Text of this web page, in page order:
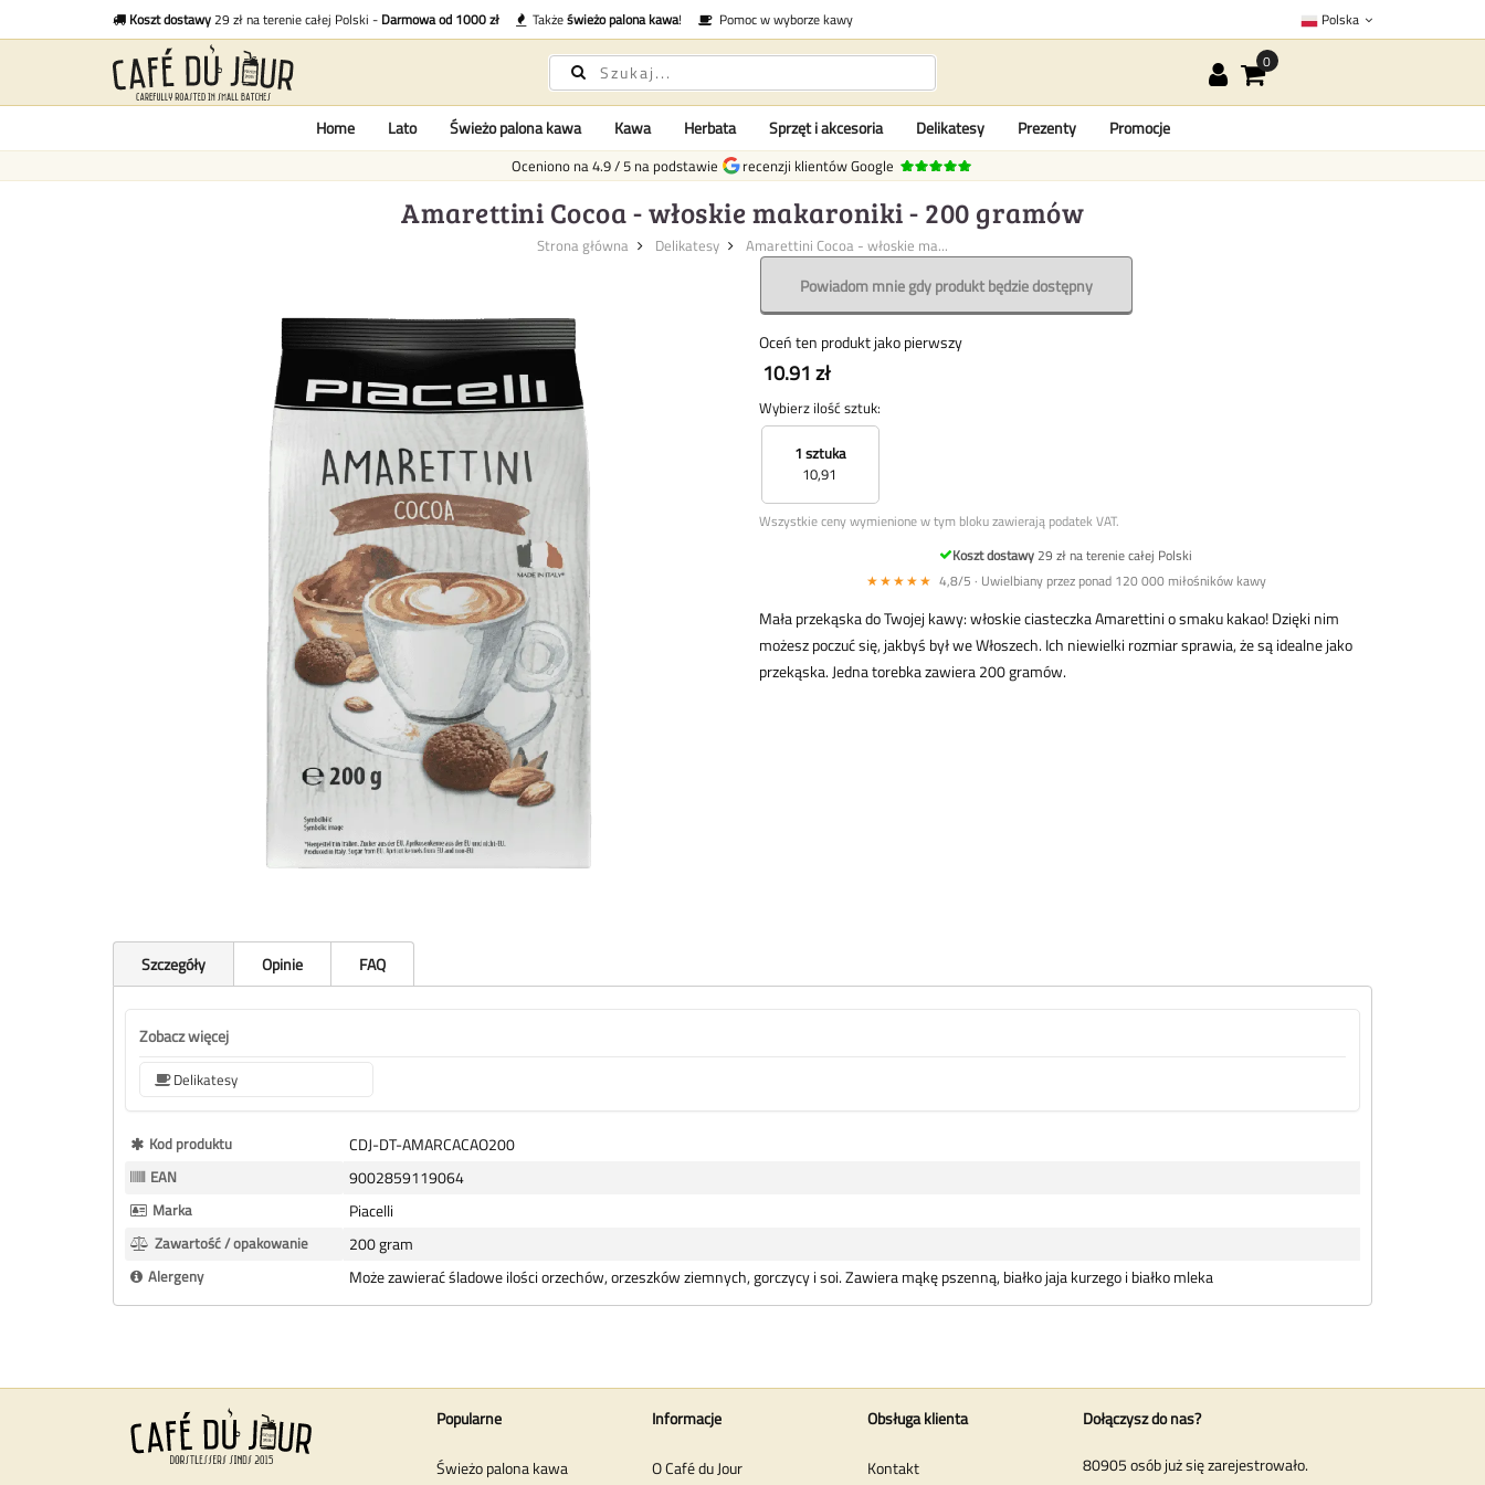
Koszt dostawy29 zł na terenie całej Polski - Darmowa od 1000 zł Takżeświeżo palona kawa! Pomoc w wyborze kawy Polska
Home Lato Świeżo palona kawa Kawa Herbata Sprzęt i akcesoria Delikatesy Prezenty Promocje
Oceniono na4.9/5 na podstawie recenzji klientów Google
Amarettini Cocoa - włoskie makaroniki - 200 gramów
Strona główna Delikatesy Amarettini Cocoa - włoskie ma...
Powiadom mnie gdy produkt będzie dostępny
Oceń ten produkt jako pierwszy
10.91 zł
Wybierz ilość sztuk:
1 sztuka
10,91
Wszystkie ceny wymienione w tym bloku zawierają podatek VAT.
Koszt dostawy29 zł na terenie całej Polski
★★★★★ 4,8/5 · Uwielbiany przez ponad 120 000 miłośników kawy
Mała przekąska do Twojej kawy: włoskie ciasteczka Amarettini o smaku kakao! Dzięki nim
możesz poczuć się, jakbyś był we Włoszech. Ich niewielki rozmiar sprawia, że są idealne jako
przekąska. Jedna torebka zawiera 200 gramów.
Szczegóły Opinie FAQ
Zobacz więcej
Delikatesy
Więcej
informacji
Kod produktu CDJ-DT-AMARCACAO200
EAN 9002859119064
Marka Piacelli
Zawartość / opakowanie 200 gram
Alergeny Może zawierać śladowe ilości orzechów, orzeszków ziemnych, gorczycy i soi. Zawiera mąkę pszenną, białko jaja kurzego i białko mleka
Popularne
Świeżo palona kawa
Informacje
O Café du Jour
Obsługa klienta
Kontakt
Dołączysz do nas?
80905 osób już się zarejestrowało.